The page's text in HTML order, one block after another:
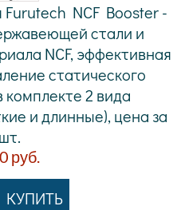
Furutech NCF Booster -
стали и
NCF, эффективная
статического
комплекте 2 вида
и длинные), цена за
руб.
КУПИТЬ